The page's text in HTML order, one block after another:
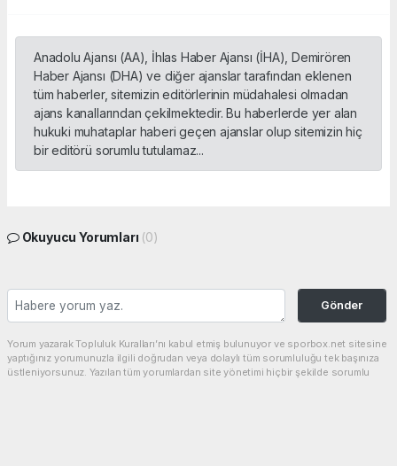
Anadolu Ajansı (AA), İhlas Haber Ajansı (İHA), Demirören
Haber Ajansı (DHA) ve diğer ajanslar tarafından eklenen
tüm haberler, sitemizin editörlerinin müdahalesi olmadan
ajans kanallarından çekilmektedir. Bu haberlerde yer alan
hukuki muhataplar haberi geçen ajanslar olup sitemizin hiç
bir editörü sorumlu tutulamaz...
Okuyucu Yorumları (0)
Gönder
Yorum yazarak Topluluk Kuralları’nı kabul etmiş bulunuyor ve sporbox.net sitesine
yaptığınız yorumunuzla ilgili doğrudan veya dolaylı tüm sorumluluğu tek başınıza
üstleniyorsunuz. Yazılan tüm yorumlardan site yönetimi hiçbir şekilde sorumlu